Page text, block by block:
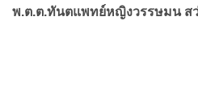
พ.ต.ต.ทันตแพทย์หญิงวรรษมน ส